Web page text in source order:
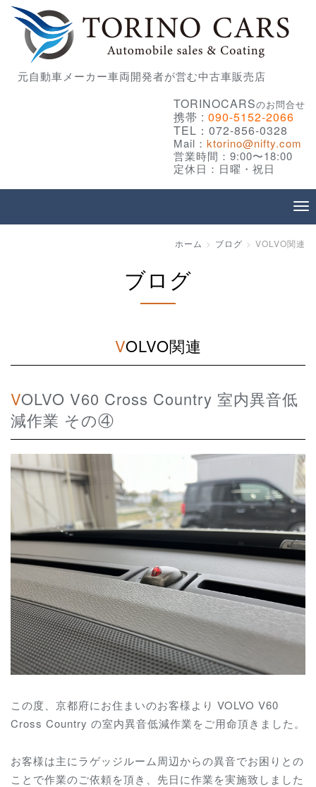
元自動車メーカー車両開発者が営む中古車販売店
TORINOCARSのお問合せ
携帯 : 090-5152-2066
TEL：072-856-0328
Mail： ktorino@nifty.com
営業時間：9:00〜18:00
定休日：日曜・祝日
ホーム ブログ VOLVO関連
ブログ
VOLVO関連
VOLVO V60 Cross Country 室内異音低
減作業 その④
この度、京都府にお住まいのお客様より VOLVO V60
Cross Country の室内異音低減作業をご用命頂きました。
お客様は主にラゲッジルーム周辺からの異音でお困りとの
ことで作業のご依頼を頂き、先日に作業を実施致しました